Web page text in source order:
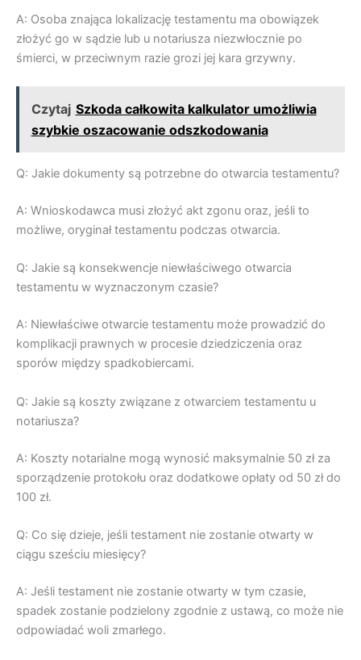
A: Osoba znająca lokalizację testamentu ma obowiązek
złożyć go w sądzie lub u notariusza niezwłocznie po
śmierci, w przeciwnym razie grozi jej kara grzywny.
Czytaj Szkoda całkowita kalkulator umożliwia
szybkie oszacowanie odszkodowania
Q: Jakie dokumenty są potrzebne do otwarcia testamentu?
A: Wnioskodawca musi złożyć akt zgonu oraz, jeśli to
możliwe, oryginał testamentu podczas otwarcia.
Q: Jakie są konsekwencje niewłaściwego otwarcia
testamentu w wyznaczonym czasie?
A: Niewłaściwe otwarcie testamentu może prowadzić do
komplikacji prawnych w procesie dziedziczenia oraz
sporów między spadkobiercami.
Q: Jakie są koszty związane z otwarciem testamentu u
notariusza?
A: Koszty notarialne mogą wynosić maksymalnie 50 zł za
sporządzenie protokołu oraz dodatkowe opłaty od 50 zł do
100 zł.
Q: Co się dzieje, jeśli testament nie zostanie otwarty w
ciągu sześciu miesięcy?
A: Jeśli testament nie zostanie otwarty w tym czasie,
spadek zostanie podzielony zgodnie z ustawą, co może nie
odpowiadać woli zmarłego.